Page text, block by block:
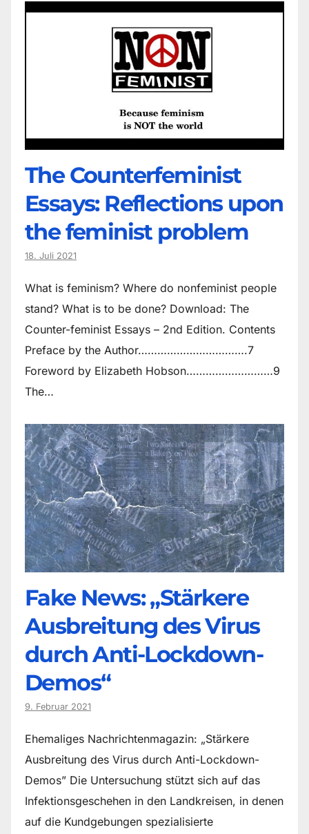
The Counter­feminist
Essays: Reflections upon
the feminist problem
18. Juli 2021
What is feminism? Where do non­feminist people
stand? What is to be done? Download: The
Counter-feminist Essays – 2nd Edition. Contents
Preface by the Author…………………………….7
Foreword by Elizabeth Hobson………………………9
The…
Fake News: „Stärkere
Ausbreitung des Virus
durch Anti-Lockdown-
Demos“
9. Februar 2021
Ehemaliges Nachrichtenmagazin: „Stärkere
Ausbreitung des Virus durch Anti-Lockdown-
Demos” Die Untersuchung stützt sich auf das
Infektionsgeschehen in den Landkreisen, in denen
auf die Kundgebungen spezialisierte